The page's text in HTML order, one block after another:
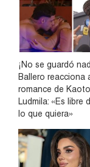
¡No se guardó
Ballero reacciona
romance de
Ludmila: «Es libre
lo que quiera»